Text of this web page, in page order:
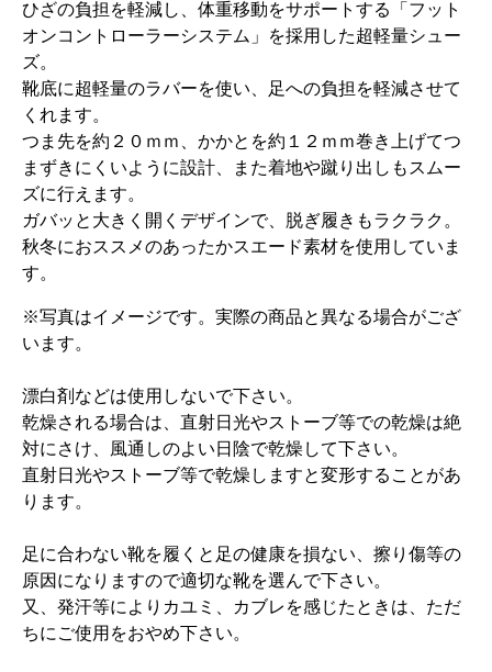
ひざの負担を軽減し、体重移動をサポートする「フット
オンコントローラーシステム」を採用した超軽量シュー
ズ。
靴底に超軽量のラバーを使い、足への負担を軽減させて
くれます。
つま先を約２０ｍｍ、かかとを約１２ｍｍ巻き上げてつ
まずきにくいように設計、また着地や蹴り出しもスムー
ズに行えます。
ガバッと大きく開くデザインで、脱ぎ履きもラクラク。
秋冬におススメのあったかスエード素材を使用していま
す。
※写真はイメージです。実際の商品と異なる場合がござ
います。
漂白剤などは使用しないで下さい。
乾燥される場合は、直射日光やストーブ等での乾燥は絶
対にさけ、風通しのよい日陰で乾燥して下さい。
直射日光やストーブ等で乾燥しますと変形することがあ
ります。
足に合わない靴を履くと足の健康を損ない、擦り傷等の
原因になりますので適切な靴を選んで下さい。
又、発汗等によりカユミ、カブレを感じたときは、ただ
ちにご使用をおやめ下さい。